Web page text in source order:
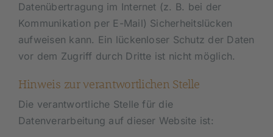
Datenübertragung im Internet (z. B. bei der
Kommunikation per E-Mail) Sicherheitslücken
aufweisen kann. Ein lückenloser Schutz der Daten
vor dem Zugriff durch Dritte ist nicht möglich.
Hinweis zur verantwortlichen Stelle
Die verantwortliche Stelle für die
Datenverarbeitung auf dieser Website ist: